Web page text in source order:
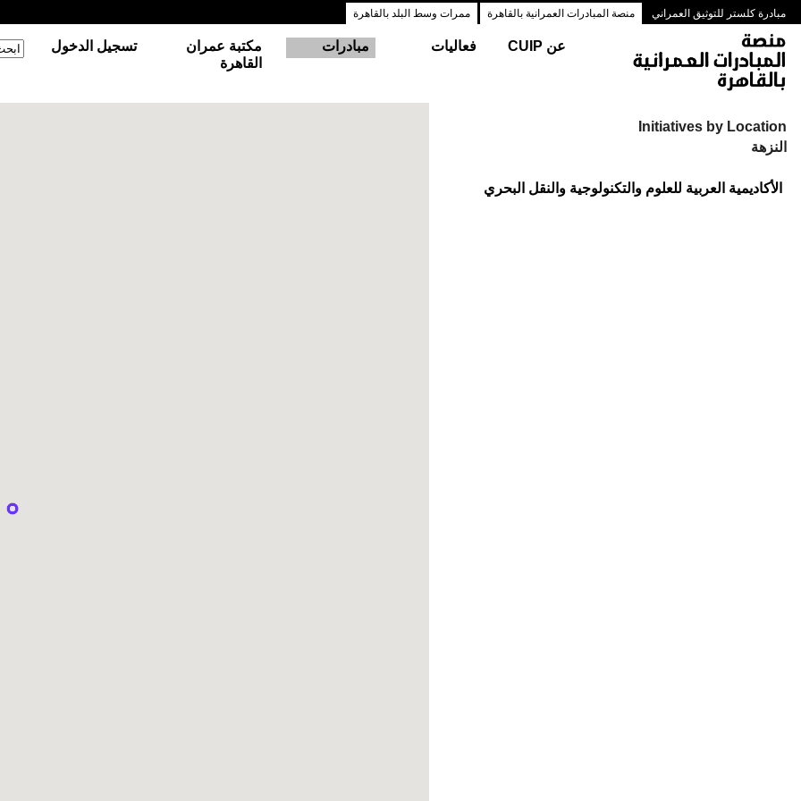
مبادرة كلستر للتوثيق العمراني منصة المبادرات العمرانية بالقاهرة ممرات وسط البلد بالقاهرة
عن CUIP فعاليات مبادرات
مكتبة عمران
القاهرة
تسجيل الدخول
Initiatives by Location
النزهة
الأكاديمية العربية للعلوم والتكنولوجية والنقل البحري